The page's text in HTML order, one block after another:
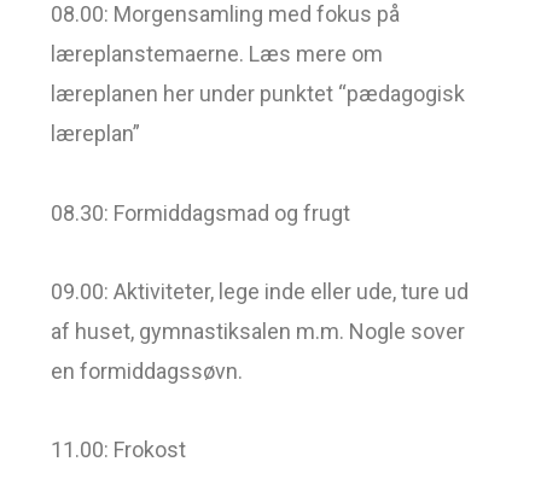
08.00: Morgensamling med fokus på
læreplanstemaerne. Læs mere om
læreplanen her under punktet “pædagogisk
læreplan”
08.30: Formiddagsmad og frugt
09.00: Aktiviteter, lege inde eller ude, ture ud
af huset, gymnastiksalen m.m. Nogle sover
en formiddagssøvn.
11.00: Frokost